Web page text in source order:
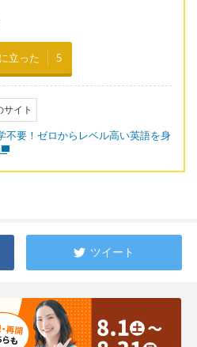
立った 5
サイト
不要！ゼロからレベル高い英語を身
ツイート